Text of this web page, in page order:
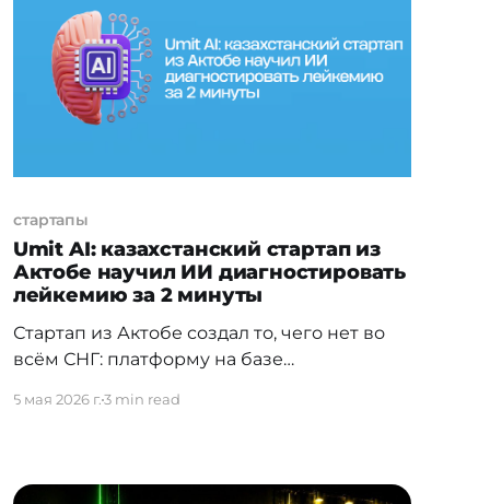
поколение добавляло что-то
принципиальное: сначала появилась
горячая вода, потом
стартапы
Umit AI: казахстанский стартап из
Актобе научил ИИ диагностировать
лейкемию за 2 минуты
Стартап из Актобе создал то, чего нет во
всём СНГ: платформу на базе
дня. Umit AI уже развёрнут в нескольких
5 мая 2026 г.3 min read